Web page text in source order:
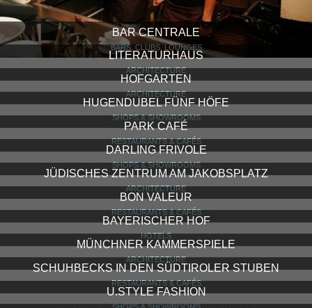
BAR CENTRALE
BARS, CLUBS, LOUNGES
LITERATURHAUS
ARCHITECTURE